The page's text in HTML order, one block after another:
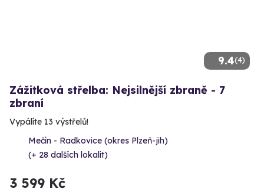
9.4(4)
Zážitková střelba: Nejsilnější zbraně - 7
zbraní
Vypálíte 13 výstřelů!
Mečín - Radkovice (okres Plzeň-jih)
(+ 28 dalších lokalit)
3 599 Kč